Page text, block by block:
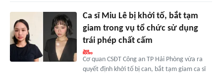
Ca sĩ Miu Lê bị khởi tố, bắt tạm
giam trong vụ tổ chức sử dụng
trái phép chất cấm
Cơ quan CSĐT Công an TP Hải Phòng vừa ra
quyết định khởi tố bị can, bắt tạm giam ca sĩ